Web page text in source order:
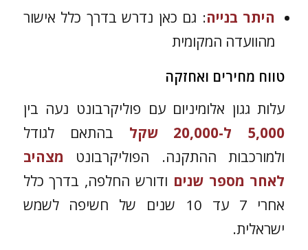
היתר בנייה: גם כאן נדרש בדרך כלל אישור
מהוועדה המקומית
טווח מחירים ואחזקה
עלות גגון אלומיניום עם פוליקרבונט נעה בין
5,000 ל-20,000 שקל
בהתאם לגודל
ולמורכבות ההתקנה. הפוליקרבונט מצהיב
לאחר מספר שנים ודורש החלפה, בדרך כלל
אחרי 7 עד 10 שנים של חשיפה לשמש
ישראלית.